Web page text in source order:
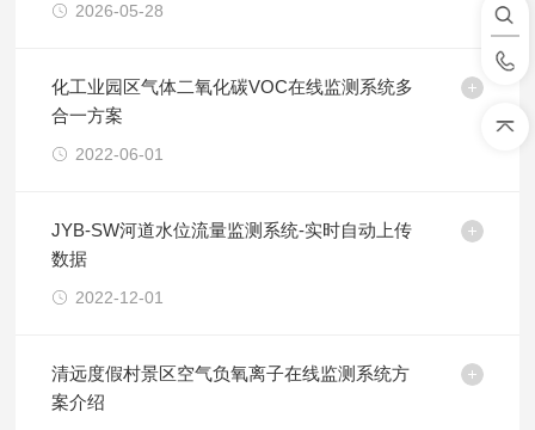
2026-05-28
化工业园区气体二氧化碳VOC在线监测系统多
合一方案
2022-06-01
JYB-SW河道水位流量监测系统-实时自动上传
数据
2022-12-01
清远度假村景区空气负氧离子在线监测系统方
案介绍